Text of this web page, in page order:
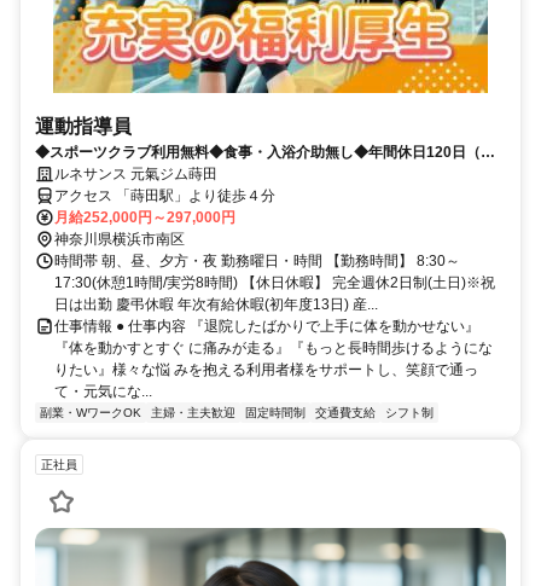
運動指導員
◆スポーツクラブ利用無料◆食事・入浴介助無し◆年間休日120日（土
日休み）◆残業少なめ
ルネサンス 元氣ジム蒔田
アクセス 「蒔田駅」より徒歩４分
月給252,000円～297,000円
神奈川県横浜市南区
時間帯 朝、昼、夕方・夜 勤務曜日・時間 【勤務時間】 8:30～
17:30(休憩1時間/実労8時間) 【休日休暇】 完全週休2日制(土日)※祝
日は出勤 慶弔休暇 年次有給休暇(初年度13日) 産...
仕事情報 ● 仕事内容 『退院したばかりで上手に体を動かせない』
『体を動かすとすぐ に痛みが走る』『もっと長時間歩けるようにな
りたい』様々な悩 みを抱える利用者様をサポートし、笑顔で通っ
て・元気にな...
副業・WワークOK 主婦・主夫歓迎 固定時間制 交通費支給 シフト制
正社員